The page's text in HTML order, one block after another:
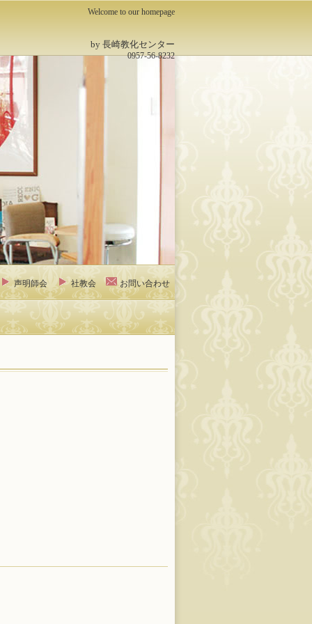
Welcome to our homepage
by 長崎教化センター
0957-56-8232
声明師会 社教会 お問い合わせ